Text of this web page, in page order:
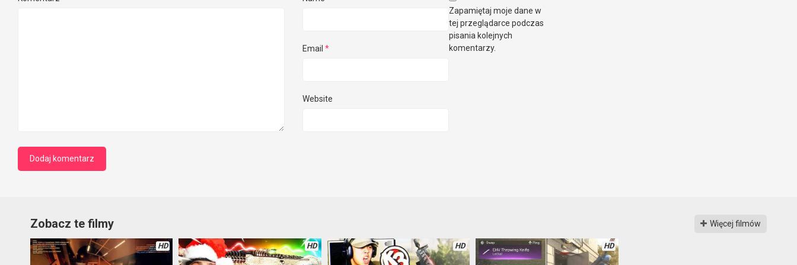
Email *
Website
Zapamiętaj moje dane w
tej przeglądarce podczas
pisania kolejnych
komentarzy.
Zobacz te filmy Więcej filmów
HD HD HD HD